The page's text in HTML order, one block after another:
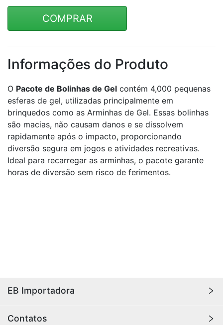
COMPRAR
Informações do Produto
O Pacote de Bolinhas de Gel contém 4,000 pequenas
esferas de gel, utilizadas principalmente em
brinquedos como as Arminhas de Gel. Essas bolinhas
são macias, não causam danos e se dissolvem
rapidamente após o impacto, proporcionando
diversão segura em jogos e atividades recreativas.
Ideal para recarregar as arminhas, o pacote garante
horas de diversão sem risco de ferimentos.
EB Importadora
importados, com qualidade e durabilidade para sua
Contatos